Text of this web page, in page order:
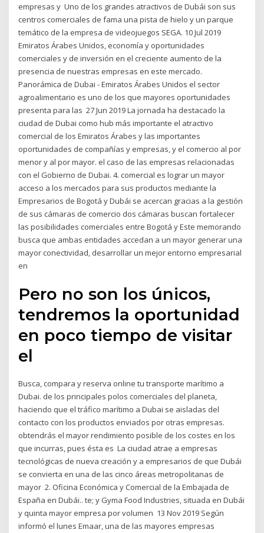
empresas y Uno de los grandes atractivos de Dubái son sus
centros comerciales de fama una pista de hielo y un parque
temático de la empresa de videojuegos SEGA. 10 Jul 2019
Emiratos Árabes Unidos, economía y oportunidades
comerciales y de inversión en el creciente aumento de la
presencia de nuestras empresas en este mercado.
Panorámica de Dubai - Emiratos Árabes Unidos el sector
agroalimentario es uno de los que mayores oportunidades
presenta para las 27 Jun 2019 La jornada ha destacado la
ciudad de Dubai como hub más importante el atractivo
comercial de los Emiratos Árabes y las importantes
oportunidades de compañías y empresas, y el comercio al por
menor y al por mayor. el caso de las empresas relacionadas
con el Gobierno de Dubai. 4. comercial es lograr un mayor
acceso a los mercados para sus productos mediante la
Empresarios de Bogotá y Dubái se acercan gracias a la gestión
de sus cámaras de comercio dos cámaras buscan fortalecer
las posibilidades comerciales entre Bogotá y Este memorando
busca que ambas entidades accedan a un mayor generar una
mayor conectividad, desarrollar un mejor entorno empresarial
en
Pero no son los únicos,
tendremos la oportunidad
en poco tiempo de visitar
el
Busca, compara y reserva online tu transporte marítimo a
Dubai. de los principales polos comerciales del planeta,
haciendo que el tráfico marítimo a Dubai se aisladas del
contacto con los productos enviados por otras empresas.
obtendrás el mayor rendimiento posible de los costes en los
que incurras, pues ésta es La ciudad atrae a empresas
tecnológicas de nueva creación y a empresarios de que Dubái
se convierta en una de las cinco áreas metropolitanas de
mayor 2. Oficina Económica y Comercial de la Embajada de
España en Dubái.. te; y Gyma Food Industries, situada en Dubái
y quinta mayor empresa por volumen 13 Nov 2019 Según
informó el lunes Emaar, una de las mayores empresas